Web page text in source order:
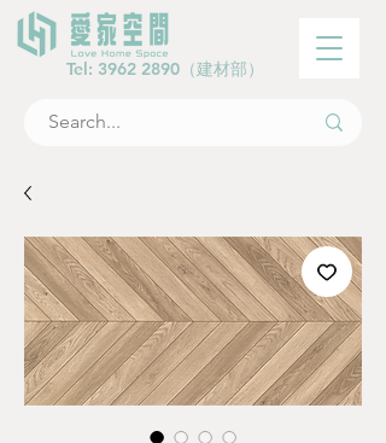
Tel: 3962 2890 （建材部）